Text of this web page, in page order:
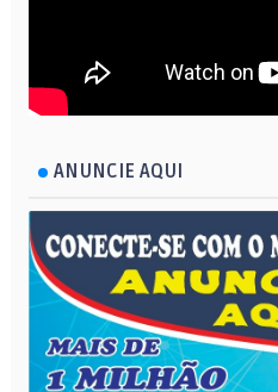
ANUNCIE AQUI